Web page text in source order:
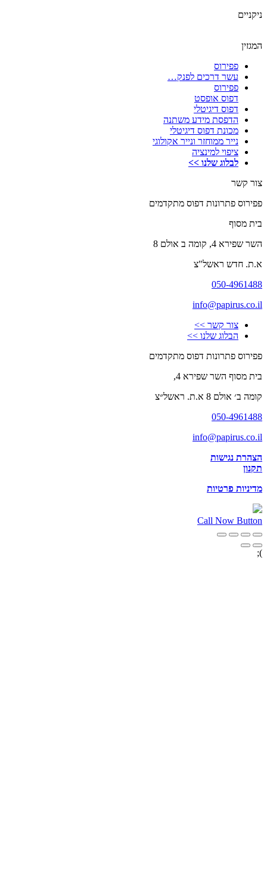
ניקניים
המגזין
פפירוס
עשר דרכים לפנק…
פפירוס
דפוס אופסט
דפוס דיגיטלי
הדפסת מידע משתנה
מכונת דפוס דיגיטלי
נייר ממוחזר ונייר אקולוגי
ציפוי למינציה
לבלוג שלנו >>
צור קשר
פפירוס פתרונות דפוס מתקדמים
בית מסוף
השר שפירא 4, קומה ב אולם 8
א.ת. חדש ראשל"צ
050-4961488
info@papirus.co.il
צור קשר >>
הבלוג שלנו >>
פפירוס פתרונות דפוס מתקדמים
בית מסוף השר שפירא 4,
קומה ב׳ אולם 8 א.ת. ראשל״צ
050-4961488
info@papirus.co.il
הצהרת נגישות
תקנון
מדיניות פרטיות
Call Now Button
);